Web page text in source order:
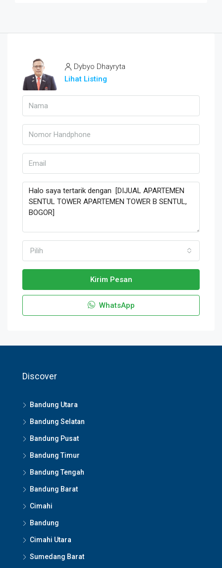
Dybyo Dhayryta
Lihat Listing
Pilih
Kirim Pesan
WhatsApp
Discover
Bandung Utara
Bandung Selatan
Bandung Pusat
Bandung Timur
Bandung Tengah
Bandung Barat
Cimahi
Bandung
Cimahi Utara
Sumedang Barat